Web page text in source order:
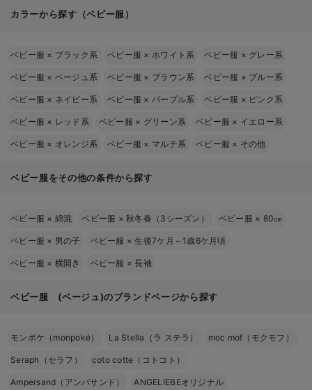
カラーから探す（ベビー服）
ベビー服 × ブラック系 ベビー服 × ホワイト系 ベビー服 × グレー系
ベビー服 × ベージュ系 ベビー服 × ブラウン系 ベビー服 × ブルー系
ベビー服 × ネイビー系 ベビー服 × パープル系 ベビー服 × ピンク系
ベビー服 × レッド系 ベビー服 × グリーン系 ベビー服 × イエロー系
ベビー服 × オレンジ系 ベビー服 × マルチ系 ベビー服 × その他
ベビー服をその他の条件から探す
ベビー服 × 綿混 ベビー服 ×秋冬春（3シーズン） ベビー服 × 80㎝
ベビー服 × 男の子 ベビー服 ×生後7ケ月～1歳6ケ月頃
ベビー服 × 横開き ベビー服 ×長袖
ベビー服 (ベージュ)のブランドページから探す
モンポケ（monpoké） La Stella（ラ ステラ） moc mof（モクモフ）
Seraph（セラフ） coto cotte（コトコト）
Ampersand（アンパサンド） ANGELIEBEオリジナル